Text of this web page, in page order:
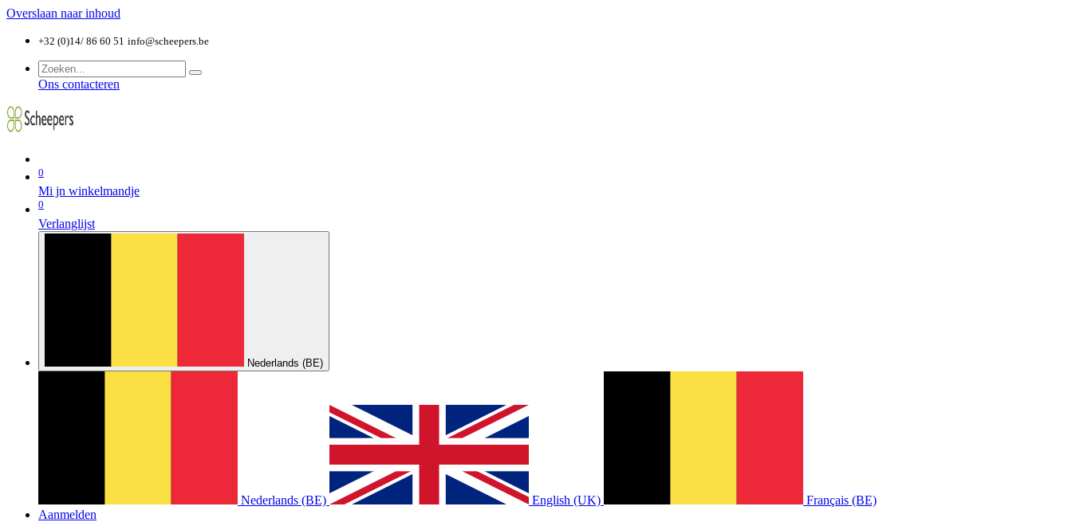
Overslaan naar inhoud
+32 (0)14/ 86 60 51 info@scheepers.be
Ons contacteren
0
Mi jn winkelmandje
0
Verlanglijst
Nederlands (BE)
Nederlands (BE) English (UK)
Français (BE)
Aanmelden